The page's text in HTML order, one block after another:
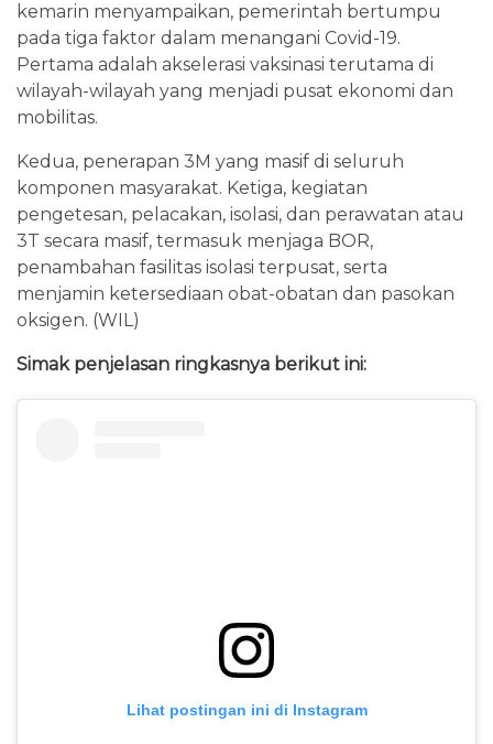
kemarin menyampaikan, pemerintah bertumpu
pada tiga faktor dalam menangani Covid-19.
Pertama adalah akselerasi vaksinasi terutama di
wilayah-wilayah yang menjadi pusat ekonomi dan
mobilitas.
Kedua, penerapan 3M yang masif di seluruh
komponen masyarakat. Ketiga, kegiatan
pengetesan, pelacakan, isolasi, dan perawatan atau
3T secara masif, termasuk menjaga BOR,
penambahan fasilitas isolasi terpusat, serta
menjamin ketersediaan obat-obatan dan pasokan
oksigen. (WIL)
Simak penjelasan ringkasnya berikut ini:
Lihat postingan ini di Instagram